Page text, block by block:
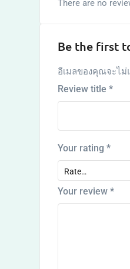
There are no
Be the first
อีเมลของคุณจะไ
Review title *
Your rating *
Your review *